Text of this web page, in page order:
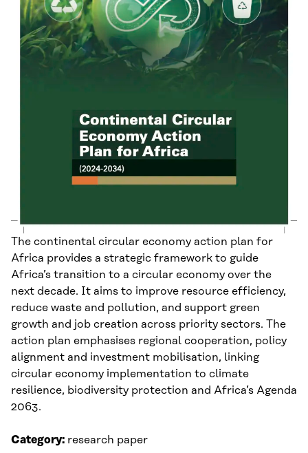
The continental circular economy action plan for
Africa provides a strategic framework to guide
Africa’s transition to a circular economy over the
next decade. It aims to improve resource efficiency,
reduce waste and pollution, and support green
growth and job creation across priority sectors. The
action plan emphasises regional cooperation, policy
alignment and investment mobilisation, linking
circular economy implementation to climate
resilience, biodiversity protection and Africa’s Agenda
2063.
Category: research paper